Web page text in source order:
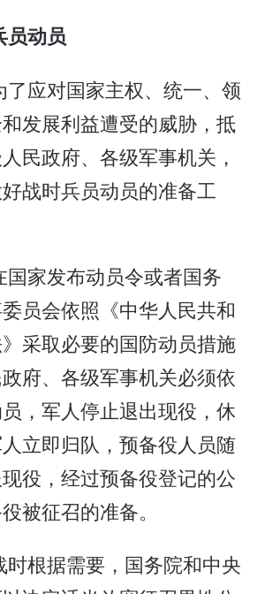
员动员
了应对国家主权、统一、领
发展利益遭受的威胁，抵
民政府、各级军事机关，
战时兵员动员的准备工
国家发布动员令或者国务
员会依照《中华人民共和
采取必要的国防动员措施
府、各级军事机关必须依
，军人停止退出现役，休
立即归队，预备役人员随
役，经过预备役登记的公
被征召的准备。
时根据需要，国务院和中央